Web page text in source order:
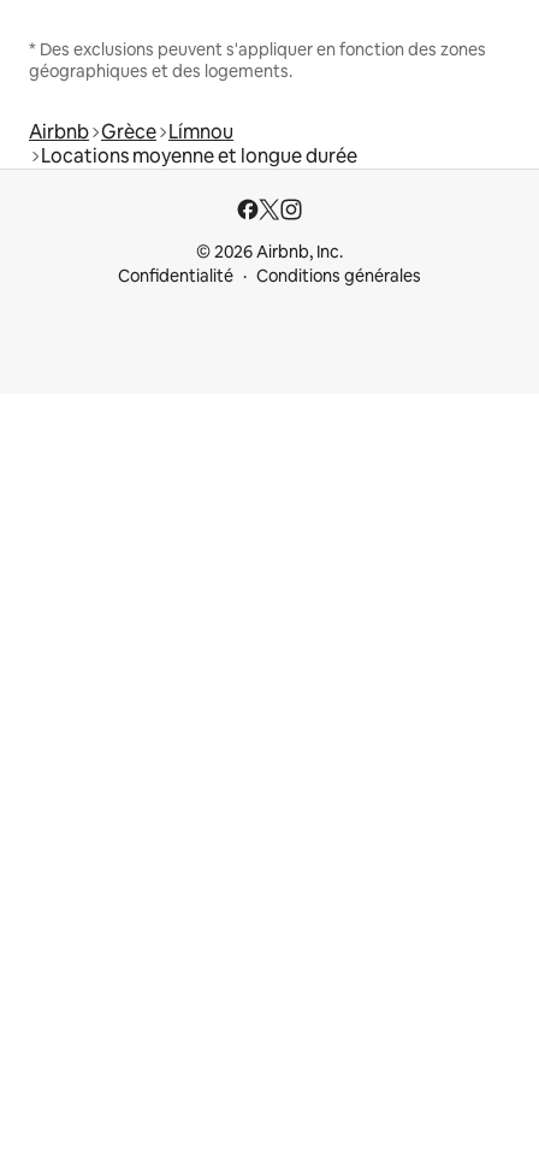
* Des exclusions peuvent s'appliquer en fonction des zones
géographiques et des logements.
Airbnb Grèce Límnou
Locations moyenne et longue durée
© 2026 Airbnb, Inc.
Confidentialité
Conditions générales